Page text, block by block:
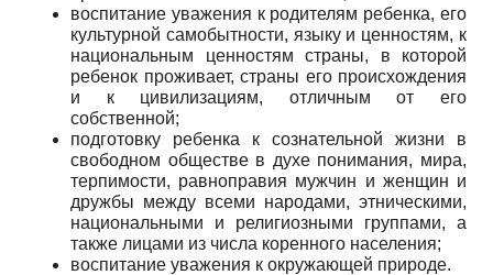
воспитание уважения к родителям ребенка, его
культурной самобытности, языку и ценностям, к
национальным ценностям страны, в которой
ребенок проживает, страны его происхождения
и к цивилизациям, отличным от его
собственной;
подготовку ребенка к сознательной жизни в
свободном обществе в духе понимания, мира,
терпимости, равноправия мужчин и женщин и
дружбы между всеми народами, этническими,
национальными и религиозными группами, а
также лицами из числа коренного населения;
воспитание уважения к окружающей природе.